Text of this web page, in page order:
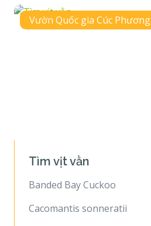
Vườn Quốc gia Cúc Phương
Tìm vịt vằn
Banded Bay Cuckoo
Cacomantis sonneratii